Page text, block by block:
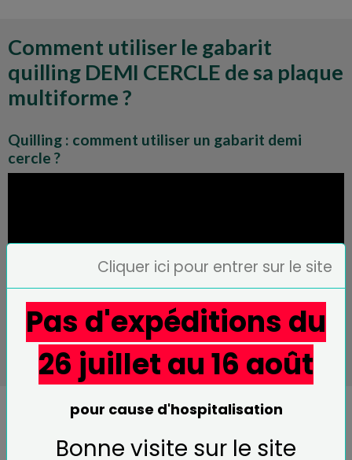
Comment utiliser le gabarit
quilling DEMI CERCLE de sa plaque
multiforme ?
Quilling : comment utiliser un gabarit demi
cercle ?
Comment utiliser le gabarit
Cliquer ici pour entrer sur le site
Pas d'expéditions du
26 juillet au 16 août
pour cause d'hospitalisation
Bonne visite sur le site